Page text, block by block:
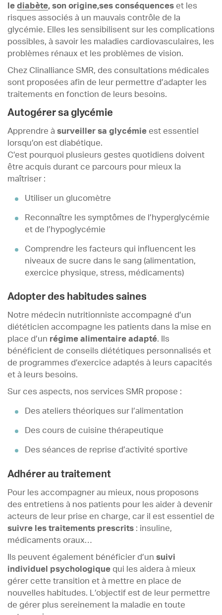
le diabète, son origine,ses conséquences et les
risques associés à un mauvais contrôle de la
glycémie. Elles les sensibilisent sur les complications
possibles, à savoir les maladies cardiovasculaires, les
problèmes rénaux et les problèmes de vision.
Chez Clinalliance SMR, des consultations médicales
sont proposées afin de leur permettre d’adapter les
traitements en fonction de leurs besoins.
Autogérer sa glycémie
Apprendre à surveiller sa glycémie est essentiel
lorsqu’on est diabétique.
C’est pourquoi plusieurs gestes quotidiens doivent
être acquis durant ce parcours pour mieux la
maîtriser :
Utiliser un glucomètre
Reconnaître les symptômes de l’hyperglycémie
et de l’hypoglycémie
Comprendre les facteurs qui influencent les
niveaux de sucre dans le sang (alimentation,
exercice physique, stress, médicaments)
Adopter des habitudes saines
Notre médecin nutritionniste accompagné d’un
diététicien accompagne les patients dans la mise en
place d’un régime alimentaire adapté. Ils
bénéficient de conseils diététiques personnalisés et
de programmes d’exercice adaptés à leurs capacités
et à leurs besoins.
Sur ces aspects, nos services SMR propose :
Des ateliers théoriques sur l’alimentation
Des cours de cuisine thérapeutique
Des séances de reprise d’activité sportive
Adhérer au traitement
Pour les accompagner au mieux, nous proposons
des entretiens à nos patients pour les aider à devenir
acteurs de leur prise en charge, car il est essentiel de
suivre les traitements prescrits : insuline,
médicaments oraux…
Ils peuvent également bénéficier d’un suivi
individuel psychologique qui les aidera à mieux
gérer cette transition et à mettre en place de
nouvelles habitudes. L’objectif est de leur permettre
de gérer plus sereinement la maladie en toute